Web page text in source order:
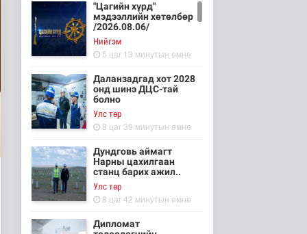
"Цагийн хүрд"
мэдээллийн хөтөлбөр
/2026.08.06/
Нийгэм
5 цаг 13 минутын өмнө
Даланзадгад хот 2028
онд шинэ ДЦС-тай
болно
Улс төр
8 цаг 39 минутын өмнө
Дундговь аймагт
Нарны цахилгаан
станц барих ажил..
Улс төр
8 цаг 42 минутын өмнө
Дипломат